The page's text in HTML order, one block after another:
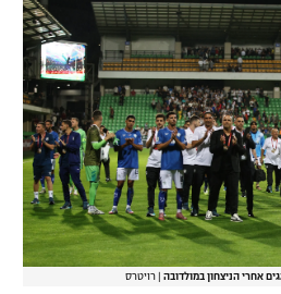
אחרי הניצחון במולדובה רויטרס